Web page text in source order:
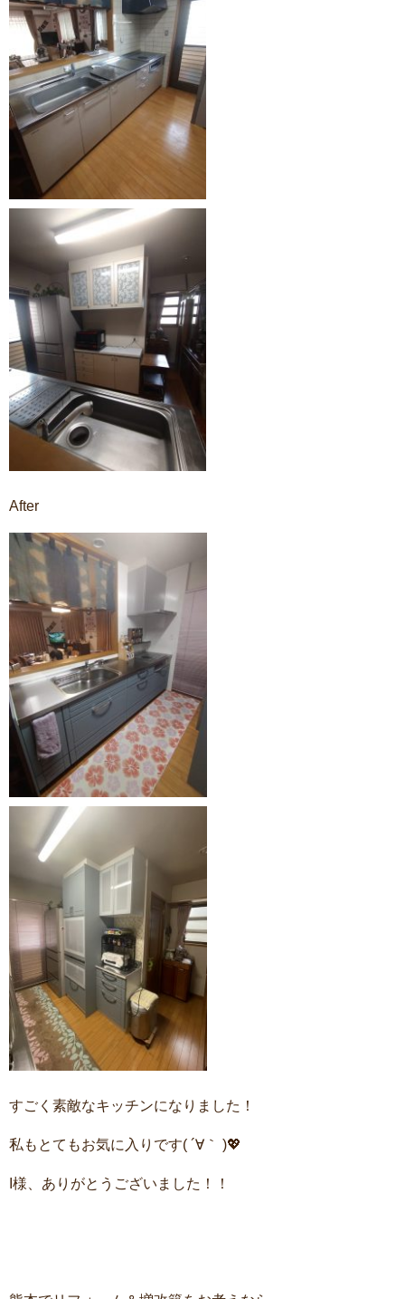
After
すごく素敵なキッチンになりました！
私もとてもお気に入りです( ´∀｀ )💖
I様、ありがとうございました！！